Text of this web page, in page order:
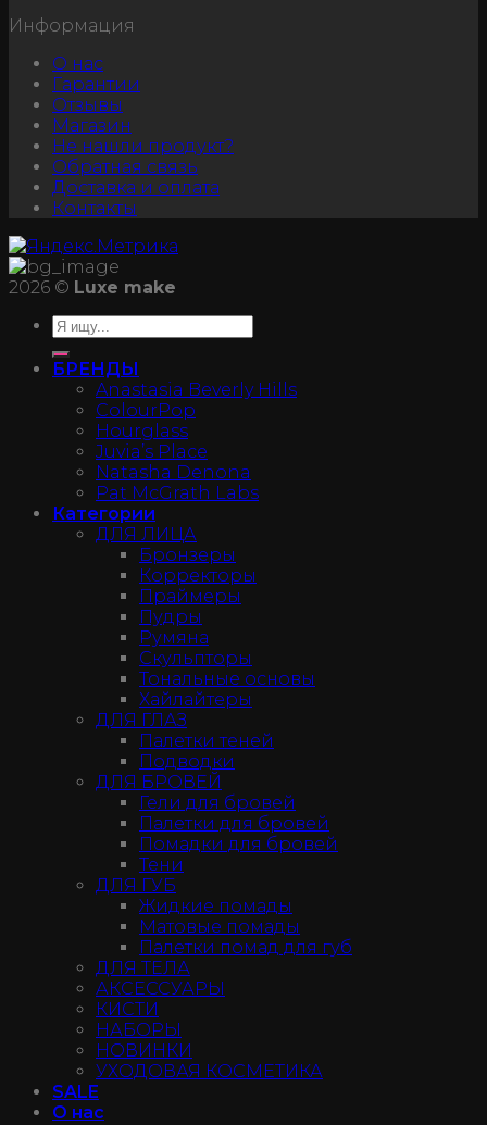
Информация
О нас
Гарантии
Отзывы
Магазин
Не нашли продукт?
Обратная связь
Доставка и оплата
Контакты
2026 © Luxe make
БРЕНДЫ
Anastasia Beverly Hills
ColourPop
Hourglass
Juvia’s Place
Natasha Denona
Pat McGrath Labs
Категории
ДЛЯ ЛИЦА
Бронзеры
Корректоры
Праймеры
Пудры
Румяна
Скульпторы
Тональные основы
Хайлайтеры
ДЛЯ ГЛАЗ
Палетки теней
Подводки
ДЛЯ БРОВЕЙ
Гели для бровей
Палетки для бровей
Помадки для бровей
Тени
ДЛЯ ГУБ
Жидкие помады
Матовые помады
Палетки помад для губ
ДЛЯ ТЕЛА
АКСЕССУАРЫ
КИСТИ
НАБОРЫ
НОВИНКИ
УХОДОВАЯ КОСМЕТИКА
SALE
О нас